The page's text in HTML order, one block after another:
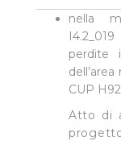
nella
perdite
CUP
Atto di